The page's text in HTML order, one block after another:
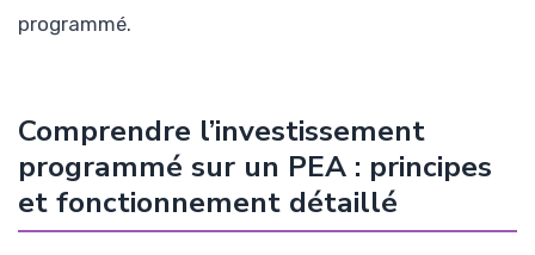
programmé.
Comprendre l’investissement
programmé sur un PEA : principes
et fonctionnement détaillé